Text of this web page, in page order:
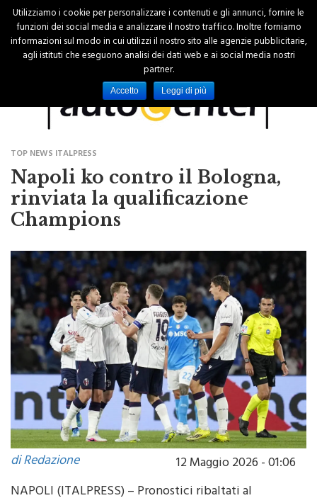
TOP NEWS ITALPRESS
Napoli ko contro il Bologna,
rinviata la qualificazione
di Redazione
12 Maggio 2026 - 01:06
Utilizziamo i cookie per personalizzare i contenuti e gli annunci, fornire le
funzioni dei social media e analizzare il nostro traffico. Inoltre forniamo
informazioni sul modo in cui utilizzi il nostro sito alle agenzie pubblicitarie,
agli istituti che eseguono analisi dei dati web e ai social media nostri
partner.
Accetto Leggi di più